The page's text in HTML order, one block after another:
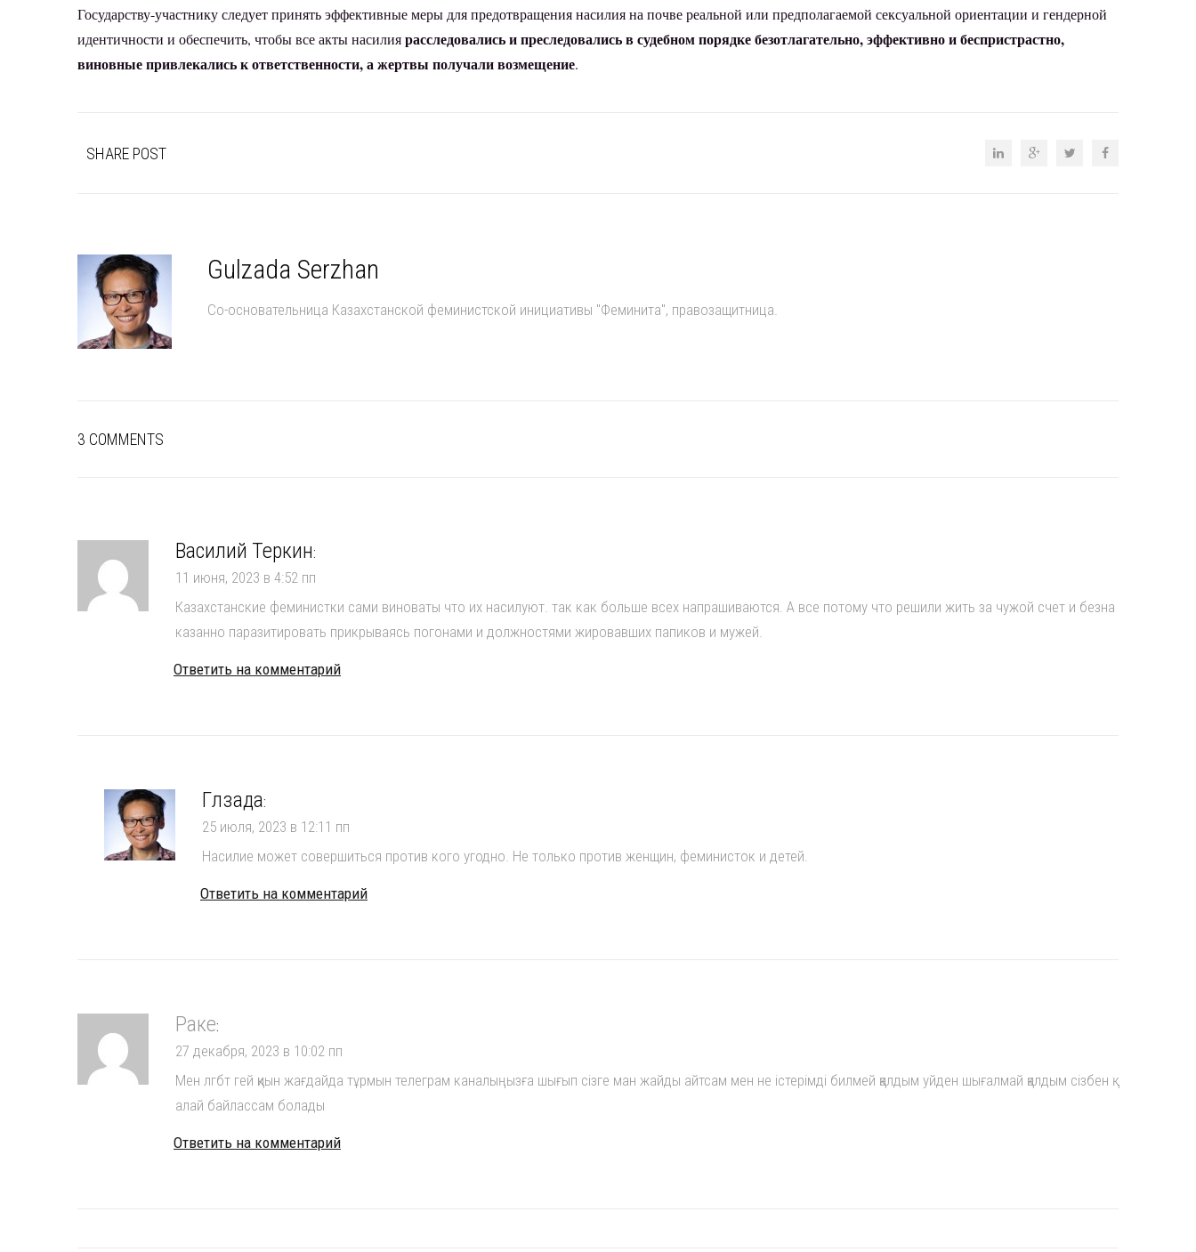
Государству-участнику следует принять эффективные меры для предотвращения насилия на почве реальной или предполагаемой сексуальной ориентации и гендерной
идентичности и обеспечить, чтобы все акты насилиярасследовались и преследовались в судебном порядке безотлагательно, эффективно и беспристрастно,
виновные привлекались к ответственности, а жертвы получали возмещение.
SHARE POST
Gulzada Serzhan
Со-основательница Казахстанской феминистской инициативы "Феминита", правозащитница.
3 COMMENTS
Василий Теркин:
11 июня, 2023 в 4:52 пп
Казахстанские феминистки сами виноваты что их насилуют. так как больше всех напрашиваются. А все потому что решили жить за чужой счет и безна
казанно паразитировать прикрываясь погонами и должностями жировавших папиков и мужей.
Ответить на комментарий
Гүлзада:
25 июля, 2023 в 12:11 пп
Насилие может совершиться против кого угодно. Не только против женщин, феминисток и детей.
Ответить на комментарий
Раке:
27 декабря, 2023 в 10:02 пп
Мен лгбт гей қиын жағдайда тұрмын телеграм каналыңызға шығып сізге ман жайды айтсам мен не істерімді билмей қалдым уйден шығалмай қалдым сізбен қ
алай байлассам болады
Ответить на комментарий